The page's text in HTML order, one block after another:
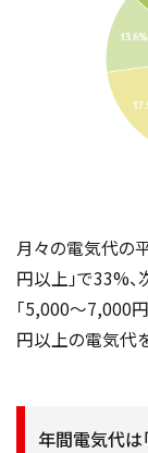
月々の電気代の
円以上」で33%、
「5,000〜7,000
円以上の電気代
年間電気代は